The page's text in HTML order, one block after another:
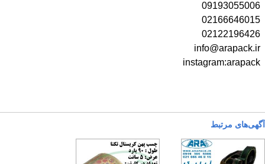
09193055006
02166646015
02122196426
info@arapack.ir
instagram:arapack
آگهی‌های مرتبط